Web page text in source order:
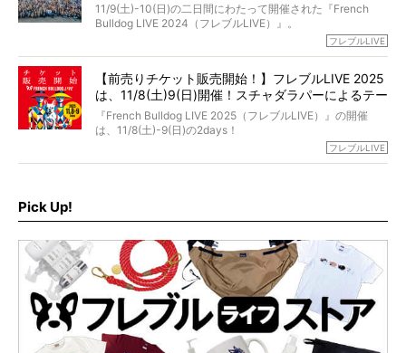
そして「THE fu-do(ザ・フード)」を食べつづけて二年、愛
ブヒは15歳になり、今も元気にお散歩をしています。
今回は、二年前の絶望から今までを包み隠さず、時系列で
貌！
11/9(土)-10(日)の二日間にわたって開催された『French
Bulldog LIVE 2024（フレブルLIVE）』。
今年はのべ5,000頭のフレンチブルドッグと7,000人のフレ
day1の司会はフレブルラバーのロッチさん。day2の音楽フ
ェスには世代ど真ん中のPUFFYが出演するなど、例年以上
に豪華なラインナップ。
北は北海道、南は鹿児島県から。全国のフレンチブルドッ
グが一堂に会した「フレブルLIVE2024」の模様を、詳しく
フレブルLIVE
【前売りチケット販売開始！】フレブルLIVE 2025
は、11/8(土)9(日)開催！スチャダラパーによるテー
マソング制作も決定
『French Bulldog LIVE 2025（フレブルLIVE）』の開催
は、11/8(土)-9(日)の2days！
お得な前売りチケット、いよいよ販売スタートです！
ど、内容盛りだくさんでお送りしていますので、最後まで
お見逃しなく！
フレブルLIVE
Pick Up!